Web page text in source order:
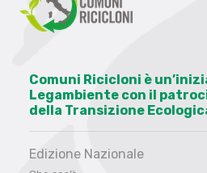
Comuni Ricicloni è
Legambiente con il
della Transizione
Edizione Nazionale